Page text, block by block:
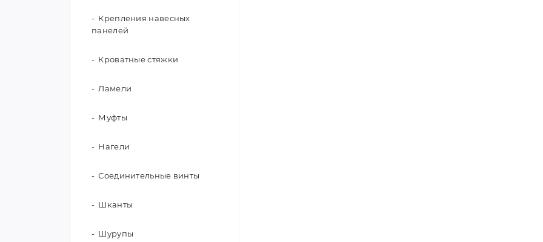
Крепления навесных
панелей
Кроватные стяжки
Ламели
Муфты
Нагели
Соединительные винты
Шканты
Шурупы